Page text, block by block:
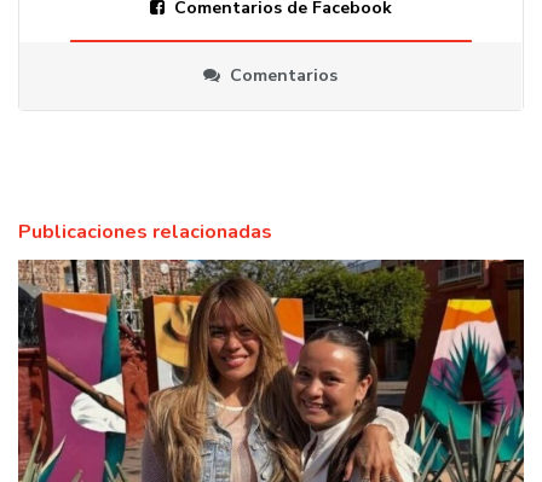
Comentarios de Facebook
Comentarios
Publicaciones relacionadas